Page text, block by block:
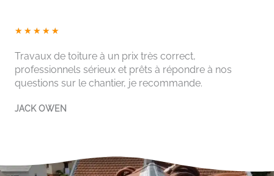
★ ★ ★ ★ ★
t
é
5
u
Travaux de toiture à un prix très correct,
professionnels sérieux et prêts à répondre à nos
questions sur le chantier, je recommande.
JACK OWEN